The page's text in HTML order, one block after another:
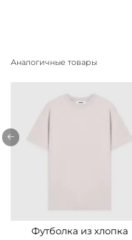
Аналогичные товары
Футболка из хлопка